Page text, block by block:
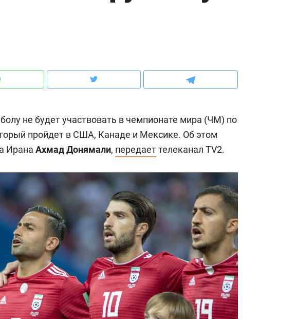
не будет участвовать в чемпионате мира (ЧМ) по
пройдет в США, Канаде и Мексике. Об этом
Ирана Ахмад Донямали, передаеттелеканал TV2.
150 камер до квартиры и Face
ID вместо ключа: какой будет
безопасность в ЖК «Нова»
Рекомендуем
Опыт выживания в дикой
природе, работа
с ментальным и физическим
состоянием как основа
антихрупких команд